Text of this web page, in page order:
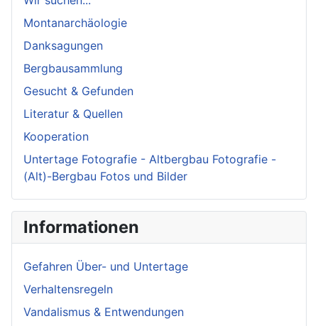
Montanarchäologie
Danksagungen
Bergbausammlung
Gesucht & Gefunden
Literatur & Quellen
Kooperation
Untertage Fotografie - Altbergbau Fotografie -
(Alt)-Bergbau Fotos und Bilder
Informationen
Gefahren Über- und Untertage
Verhaltensregeln
Vandalismus & Entwendungen